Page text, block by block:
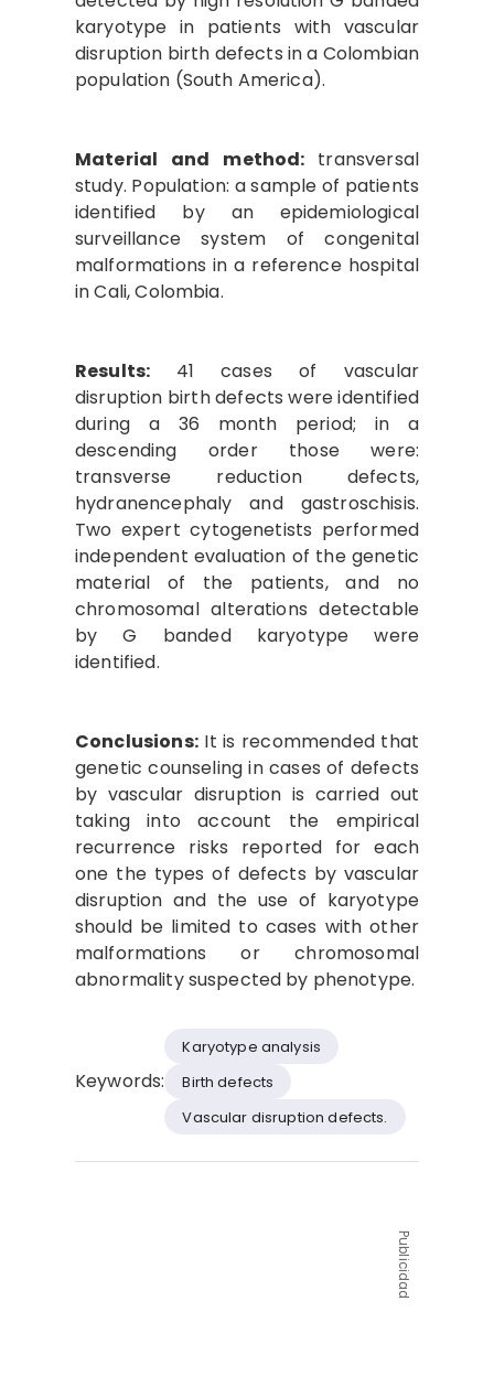
karyotype in patients with vascular
disruption birth defects in a Colombian
population (South America).
Material and method: transversal
study. Population: a sample of patients
identified by an epidemiological
surveillance system of congenital
malformations in a reference hospital
in Cali, Colombia.
Results: 41 cases of vascular
disruption birth defects were identified
during a 36 month period; in a
descending order those were:
transverse reduction defects,
hydranencephaly and gastroschisis.
Two expert cytogenetists performed
independent evaluation of the genetic
material of the patients, and no
chromosomal alterations detectable
by G banded karyotype were
identified.
Conclusions:It is recommended that
genetic counseling in cases of defects
by vascular disruption is carried out
taking into account the empirical
recurrence risks reported for each
one the types of defects by vascular
disruption and the use of karyotype
should be limited to cases with other
malformations or chromosomal
abnormality suspected by phenotype.
Keywords:
Karyotype analysis
Birth defects
Vascular disruption defects.
Publicidad